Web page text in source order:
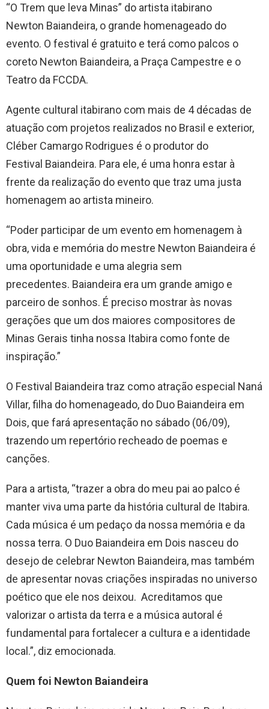
“O Trem que leva Minas” do artista itabirano
Newton Baiandeira, o grande homenageado do
evento. O festival é gratuito e terá como palcos o
coreto Newton Baiandeira, a Praça Campestre e o
Teatro da FCCDA.
Agente cultural itabirano com mais de 4 décadas de
atuação com projetos realizados no Brasil e exterior,
Cléber Camargo Rodrigues é o produtor do
Festival Baiandeira. Para ele, é uma honra estar à
frente da realização do evento que traz uma justa
homenagem ao artista mineiro.
“Poder participar de um evento em homenagem à
obra, vida e memória do mestre Newton Baiandeira é
uma oportunidade e uma alegria sem
precedentes. Baiandeira era um grande amigo e
parceiro de sonhos. É preciso mostrar às novas
gerações que um dos maiores compositores de
Minas Gerais tinha nossa Itabira como fonte de
inspiração.”
O Festival Baiandeira traz como atração especial Naná
Villar, filha do homenageado, do Duo Baiandeira em
Dois, que fará apresentação no sábado (06/09),
trazendo um repertório recheado de poemas e
canções.
Para a artista, “trazer a obra do meu pai ao palco é
manter viva uma parte da história cultural de Itabira.
Cada música é um pedaço da nossa memória e da
nossa terra. O Duo Baiandeira em Dois nasceu do
desejo de celebrar Newton Baiandeira, mas também
de apresentar novas criações inspiradas no universo
poético que ele nos deixou. Acreditamos que
valorizar o artista da terra e a música autoral é
fundamental para fortalecer a cultura e a identidade
local.”, diz emocionada.
Quem foi Newton Baiandeira